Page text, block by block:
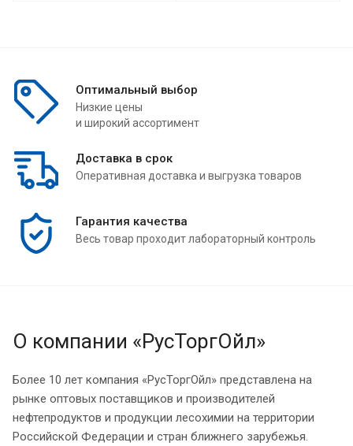
Оптимальный выбор
Низкие цены
и широкий ассортимент
Доставка в срок
Оперативная доставка и выгрузка товаров
Гарантия качества
Весь товар проходит лабораторный контроль
О компании «РусТоргОйл»
Более 10 лет компания «РусТоргОйл» представлена на
рынке оптовых поставщиков и производителей
нефтепродуктов и продукции лесохимии на территории
Российской Федерации и стран ближнего зарубежья.